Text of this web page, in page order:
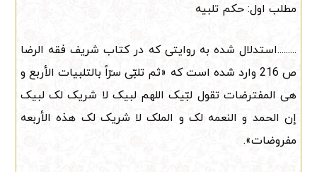
مطلب اول: حکم تلبیه
.........استدلال شده به روایتی که در کتاب شریف فقه الرضا
ص 216 وارد شده است که «ثم تلبّی سرّاً بالتلبیات الأربع و
هی المفترضات تقول لبّیک اللهم لبیک لا شریک لک لبیک
إن الحمد و النعمه لک و الملک لا شریک لک هذه الأربعه
مفروضات».